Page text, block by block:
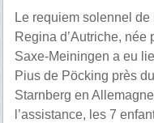
Le requiem solennel de
Regina d’Autriche, née
Saxe-Meiningen a eu
Pius de Pöcking près
Starnberg en
l’assistance, les 7